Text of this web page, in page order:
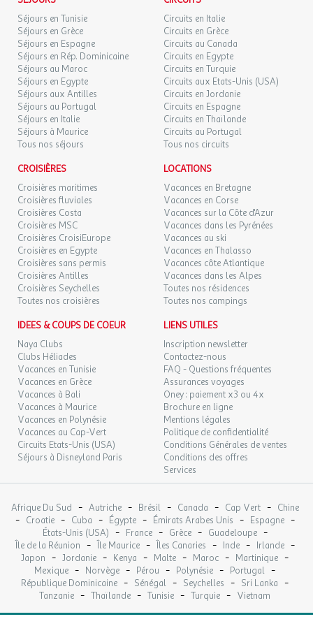
Cet établissement respecte les recommandations
gouvernementales et fait le maximum pour vous accueillir dans
les meilleures conditions. Cependant certaines prestations
peuvent être limitées ou indisponibles.
Mobil-home Confort - 2 chambres + Terrasse couverte +
TV 4 personnes
Campez confort avec notre mobil-home de 30 m2 tout équipé
pouvant accueillir jusqu'à 4 personnes grâce à ses 2 chambres (
1lit double et 2 lits simples) son séjour avec sa télévision, sa salle
d'eau et sa terrasse couverte. Vos hébergements sont équipés de
Senseo !
Le logement comprend :
Télévision
Senseo, ustensiles de cuisine et vaisselle adaptée au
nombre de personnes dans le logement
Terrasse avec salon de jardin
Nombre de chambres : 2
Nombre de pièces : 2
Nombre de wc : 1
Nombre Salle de bain : 1
Plaque de cuisson : 1
Surface (m²) : 30
Terrasse
Cuisine : 1
Micro-ondes
Barbecue : fourni, non autorisé
Animaux Admis : Animaux : acceptés sous conditions
Lit bébé : 0
Eau : Inclue
Electricité : Inclue
21
SEPT.
69 €
MAR.
22
SEPT.
69 €
24/09/2026
MER.
23
SEPT.
69 €
Retour le
25/09/2026
24
SEPT.
VEN.
25
SEPT.
149 €
Retour le
27/09/2026
SAM.
26
SEPT.
149 €
Retour le
28/09/2026
27 149 €
Retour le
LUN.
28
Retour le
Séjours en Tunisie
Séjours en Grèce
Séjours en Espagne
Séjours en Rép. Dominicaine
Séjours au Maroc
Séjours en Egypte
Séjours aux Antilles
Séjours au Portugal
Séjours en Italie
Séjours à Maurice
Tous nos séjours
Circuits en Italie
Circuits en Grèce
Circuits au Canada
Circuits en Egypte
Circuits en Turquie
Circuits aux Etats-Unis (USA)
Circuits en Jordanie
Circuits en Espagne
Circuits en Thaïlande
Circuits au Portugal
Tous nos circuits
CROISIÈRES
Croisières maritimes
Croisières fluviales
Croisières Costa
Croisières MSC
Croisières CroisiEurope
Croisières en Egypte
Croisières sans permis
Croisières Antilles
Croisières Seychelles
Toutes nos croisières
LOCATIONS
Vacances en Bretagne
Vacances en Corse
Vacances sur la Côte d'Azur
Vacances dans les Pyrénées
Vacances au ski
Vacances en Thalasso
Vacances côte Atlantique
Vacances dans les Alpes
Toutes nos résidences
Toutes nos campings
IDEES & COUPS DE COEUR
Naya Clubs
Clubs Héliades
Vacances en Tunisie
Vacances en Grèce
Vacances à Bali
Vacances à Maurice
Vacances en Polynésie
Vacances au Cap-Vert
Circuits Etats-Unis (USA)
Séjours à Disneyland Paris
LIENS UTILES
Inscription newsletter
Contactez-nous
FAQ - Questions fréquentes
Assurances voyages
Oney : paiement x3 ou 4x
Brochure en ligne
Mentions légales
Politique de confidentialité
Conditions Générales de ventes
Conditions des offres
Services
Afrique Du Sud - Autriche - Brésil - Canada - Cap Vert - Chine
- Croatie - Cuba - Égypte - Émirats Arabes Unis - Espagne -
États-Unis (USA) - France - Grèce - Guadeloupe -
Île de la Réunion - Île Maurice - Îles Canaries - Inde - Irlande -
Japon - Jordanie - Kenya - Malte - Maroc - Martinique -
Mexique - Norvège - Pérou - Polynésie - Portugal -
République Dominicaine - Sénégal - Seychelles - Sri Lanka -
Tanzanie - Thaïlande - Tunisie - Turquie - Vietnam